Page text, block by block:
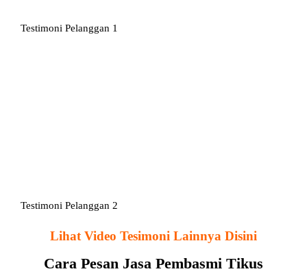
Testimoni Pelanggan 1
Testimoni Pelanggan 2
Lihat Video Tesimoni Lainnya Disini
Cara Pesan Jasa Pembasmi Tikus